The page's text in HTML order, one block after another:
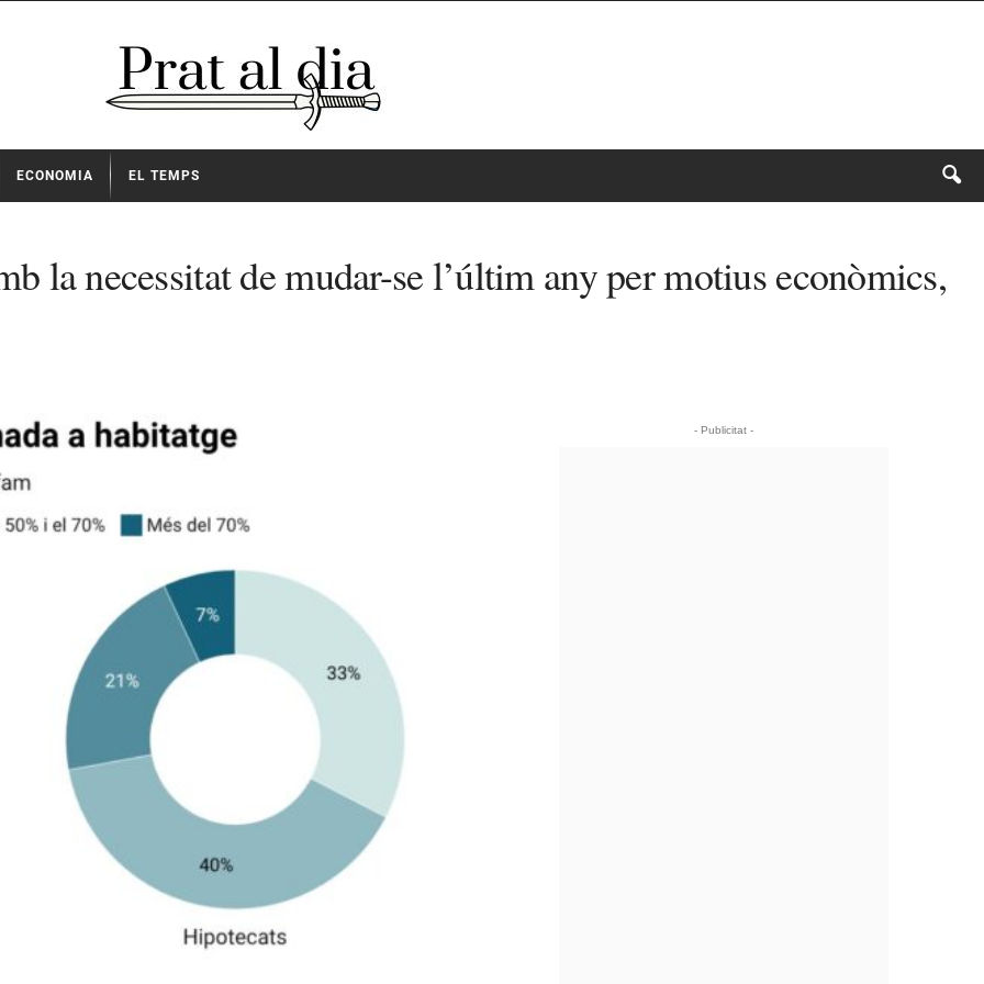
ECONOMIA EL TEMPS
la necessitat de mudar-se l’últim any per motius econòmics,
- Publicitat -